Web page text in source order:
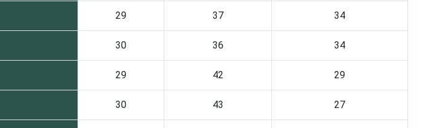
29 37 34
30 36 34
29 42 29
30 43 27